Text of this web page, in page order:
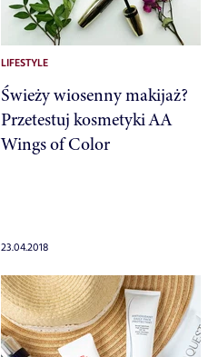
LIFESTYLE
Świeży wiosenny makijaż?
Przetestuj kosmetyki AA
Wings of Color
23.04.2018